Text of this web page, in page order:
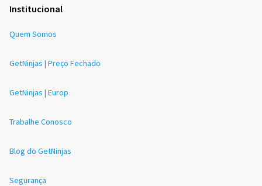
Institucional
Quem Somos
GetNinjas | Preço Fechado
GetNinjas | Europ
Trabalhe Conosco
Blog do GetNinjas
Segurança